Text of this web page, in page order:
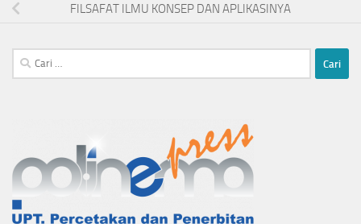
FILSAFAT ILMU KONSEP DAN APLIKASINYA
Cari
untuk: